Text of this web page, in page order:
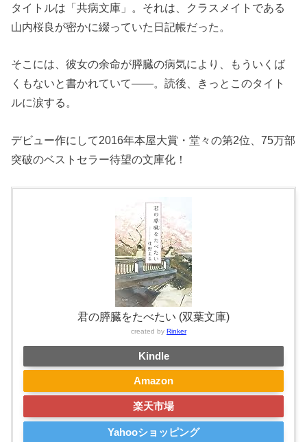
タイトルは「共病文庫」。それは、クラスメイトである
山内桜良が密かに綴っていた日記帳だった。
そこには、彼女の余命が膵臓の病気により、もういくば
くもないと書かれていて――。読後、きっとこのタイト
ルに涙する。
デビュー作にして2016年本屋大賞・堂々の第2位、75万部
突破のベストセラー待望の文庫化！
君の膵臓をたべたい (双葉文庫)
created by Rinker
Kindle
Amazon
楽天市場
Yahooショッピング